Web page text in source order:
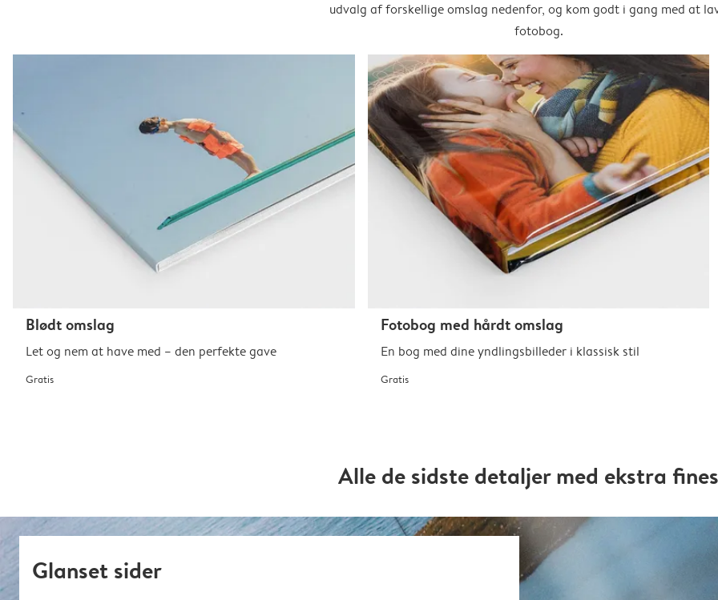
udvalg af forskellige omslag nedenfor, og kom godt i gang med at
fotobog.
Blødt omslag
Let og nem at have med – den perfekte gave
Gratis
Fotobog med hårdt omslag
En bog med dine yndlingsbilleder i klassisk stil
Gratis
Alle de sidste detaljer med ekstra
Glanset sider